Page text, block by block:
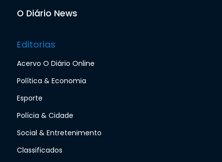
O Diário News
Editorias
Acervo O Diário Online
Política & Economia
Esporte
Polícia & Cidade
Social & Entretenimento
Classificados